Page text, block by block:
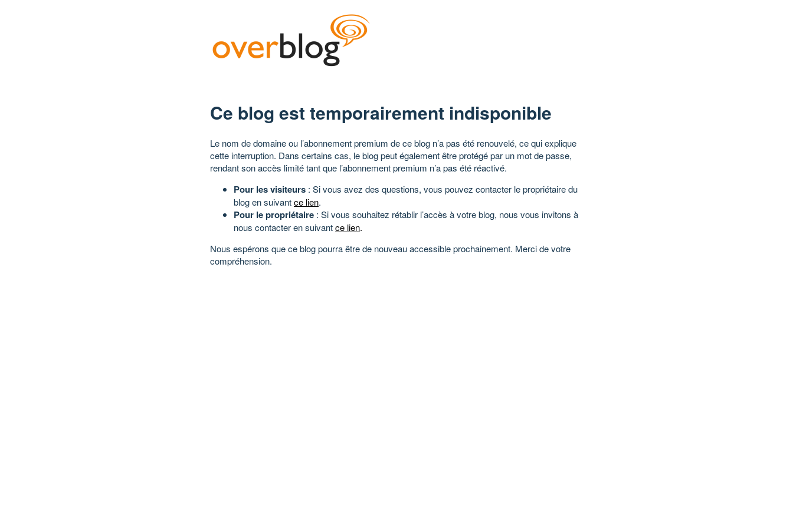
Ce blog est temporairement indisponible
Le nom de domaine ou l’abonnement premium de ce blog n’a pas été renouvelé, ce qui explique
cette interruption. Dans certains cas, le blog peut également être protégé par un mot de passe,
rendant son accès limité tant que l’abonnement premium n’a pas été réactivé.
Pour les visiteurs : Si vous avez des questions, vous pouvez contacter le propriétaire du
blog en suivantce lien.
Pour le propriétaire : Si vous souhaitez rétablir l’accès à votre blog, nous vous invitons à
nous contacter en suivantce lien.
Nous espérons que ce blog pourra être de nouveau accessible prochainement. Merci de votre
compréhension.